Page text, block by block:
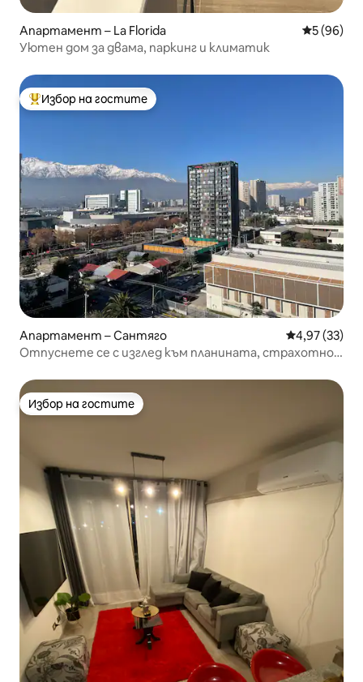
Апартамент – La Florida Средна
5 (96)
Уютен дом за двама, паркинг и климатик
Най-популярен избор на гостите
Избор на гостите
Апартамент – Сантяго Средна
4,97 (33)
Отпуснете се с изглед към планината, страхотно
Избор на гостите
Избор на гостите